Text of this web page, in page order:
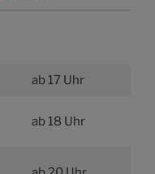
ab 17 Uhr
ab 18 Uhr